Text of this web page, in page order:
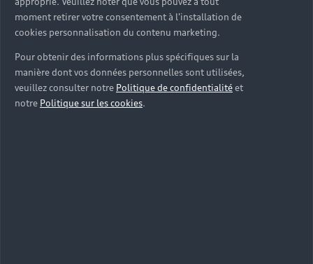
moment retirer votre consentement à l'installation de
cookies personnalisation du contenu marketing.
Pour obtenir des informations plus spécifiques sur la
manière dont vos données personnelles sont utilisées,
veuillez consulter notre Politique de confidentialitéet
notre Politique sur les cookies.